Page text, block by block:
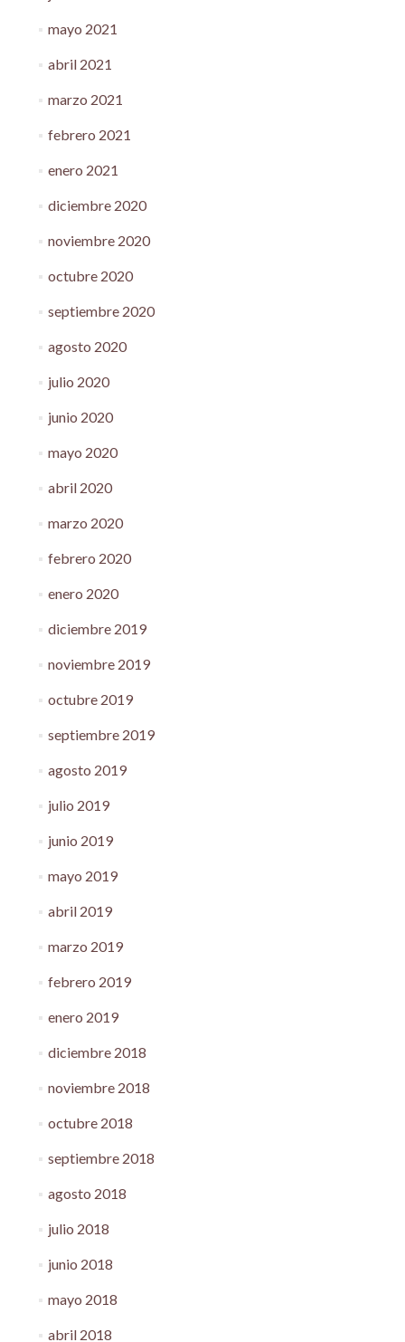
mayo 2021
abril 2021
marzo 2021
febrero 2021
enero 2021
diciembre 2020
noviembre 2020
octubre 2020
septiembre 2020
agosto 2020
julio 2020
junio 2020
mayo 2020
abril 2020
marzo 2020
febrero 2020
enero 2020
diciembre 2019
noviembre 2019
octubre 2019
septiembre 2019
agosto 2019
julio 2019
junio 2019
mayo 2019
abril 2019
marzo 2019
febrero 2019
enero 2019
diciembre 2018
noviembre 2018
octubre 2018
septiembre 2018
agosto 2018
julio 2018
junio 2018
mayo 2018
abril 2018